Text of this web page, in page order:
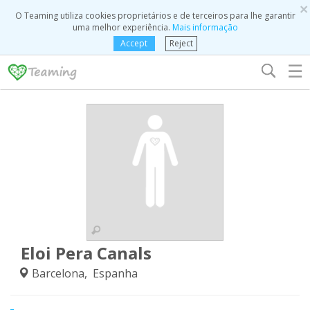
×
O Teaming utiliza cookies proprietários e de terceiros para lhe garantir
uma melhor experiência. Mais informação
Accept
Reject
☰
Eloi Pera Canals
Barcelona, Espanha